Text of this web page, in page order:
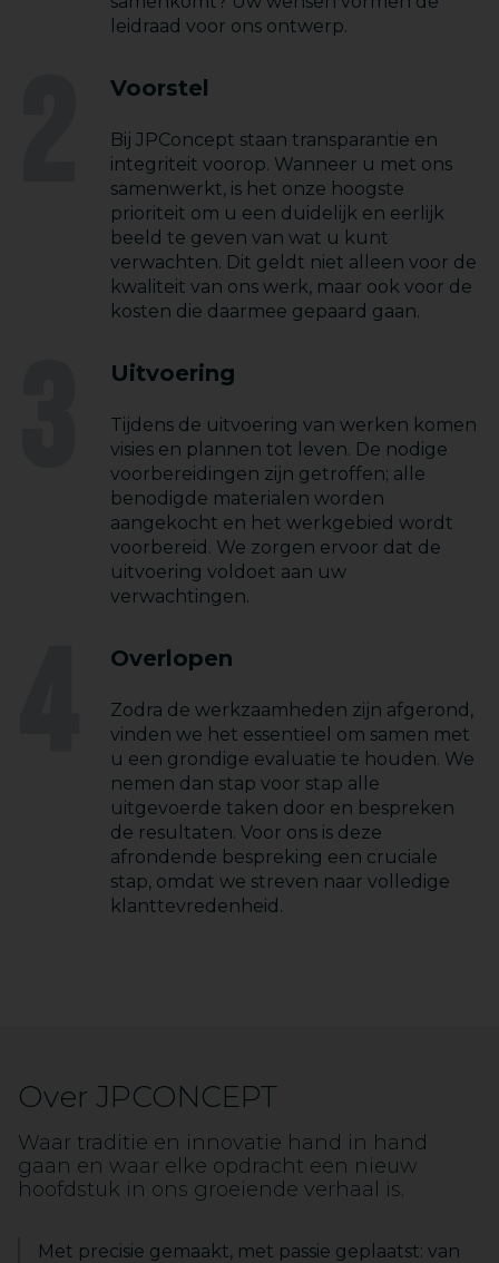
leidraad voor ons ontwerp.
Voorstel
Bij JPConcept staan transparantie en
integriteit voorop. Wanneer u met ons
samenwerkt, is het onze hoogste
prioriteit om u een duidelijk en eerlijk
beeld te geven van wat u kunt
verwachten. Dit geldt niet alleen voor de
kwaliteit van ons werk, maar ook voor de
kosten die daarmee gepaard gaan.
Uitvoering
Tijdens de uitvoering van werken komen
visies en plannen tot leven. De nodige
voorbereidingen zijn getroffen; alle
benodigde materialen worden
aangekocht en het werkgebied wordt
voorbereid. We zorgen ervoor dat de
uitvoering voldoet aan uw
verwachtingen.
Overlopen
Zodra de werkzaamheden zijn afgerond,
vinden we het essentieel om samen met
u een grondige evaluatie te houden. We
nemen dan stap voor stap alle
uitgevoerde taken door en bespreken
de resultaten. Voor ons is deze
afrondende bespreking een cruciale
stap, omdat we streven naar volledige
klanttevredenheid.
Over JPCONCEPT
Waar traditie en innovatie hand in hand
gaan en waar elke opdracht een nieuw
hoofdstuk in ons groeiende verhaal is.
Met precisie gemaakt, met passie geplaatst: van